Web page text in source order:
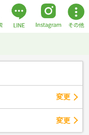
変更
変更